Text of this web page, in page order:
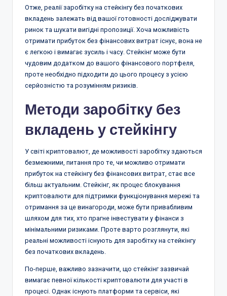
Отже, реалії заробітку на стейкінгу без початкових
вкладень залежать від вашої готовності досліджувати
ринок та шукати вигідні пропозиції. Хоча можливість
отримати прибуток без фінансових витрат існує, вона не
є легкою і вимагає зусиль і часу. Стейкінг може бути
чудовим додатком до вашого фінансового портфеля,
проте необхідно підходити до цього процесу з усією
серйозністю та розумінням ризиків.
Методи заробітку без
вкладень у стейкінгу
У світі криптовалют, де можливості заробітку здаються
безмежними, питання про те, чи можливо отримати
прибуток на стейкінгу без фінансових витрат, стає все
більш актуальним. Стейкінг, як процес блокування
криптовалюти для підтримки функціонування мережі та
отримання за це винагороди, може бути привабливим
шляхом для тих, хто прагне інвестувати у фінанси з
мінімальними ризиками. Проте варто розглянути, які
реальні можливості існують для заробітку на стейкінгу
без початкових вкладень.
По-перше, важливо зазначити, що стейкінг зазвичай
вимагає певної кількості криптовалюти для участі в
процесі. Однак існують платформи та сервіси, які